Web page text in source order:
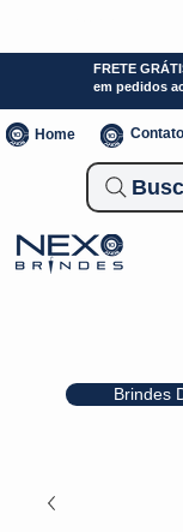
Brindes
FRETE
em pedidos
Home Contato